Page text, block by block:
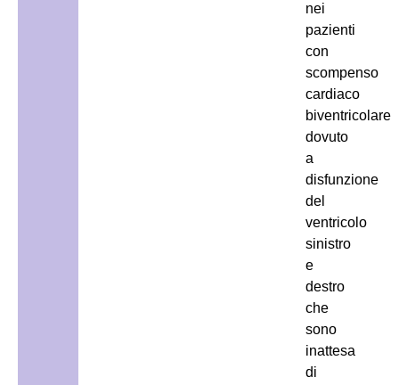
nei
pazienti
con
scompenso
cardiaco
biventricolare
dovuto
a
disfunzione
del
ventricolo
sinistro
e
destro
che
sono
inattesa
di